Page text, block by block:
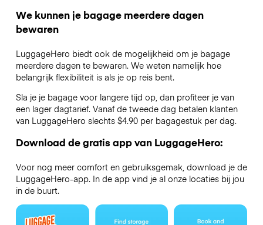
We kunnen je bagage meerdere dagen
bewaren
LuggageHero biedt ook de mogelijkheid om je bagage
meerdere dagen te bewaren. We weten namelijk hoe
belangrijk flexibiliteit is als je op reis bent.
Sla je je bagage voor langere tijd op, dan profiteer je van
een lager dagtarief. Vanaf de tweede dag betalen klanten
van LuggageHero slechts $4.90 per bagagestuk per dag.
Download de gratis app van LuggageHero:
Voor nog meer comfort en gebruiksgemak, download je de
LuggageHero-app. In de app vind je al onze locaties bij jou
in de buurt.